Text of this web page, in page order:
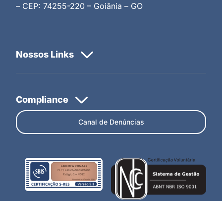
– CEP: 74255-220 – Goiânia – GO
Canal de Denúncias